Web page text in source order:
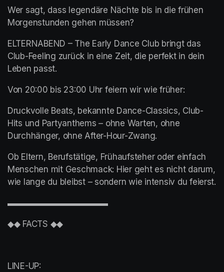
Wer sagt, dass legendäre Nächte bis in die frühen
Morgenstunden gehen müssen?
ELTERNABEND – The Early Dance Club bringt das
Club-Feeling zurück in eine Zeit, die perfekt in dein
Leben passt.
Von 20:00 bis 23:00 Uhr feiern wir wie früher:
Druckvolle Beats, bekannte Dance-Classics, Club-
Hits und Partyanthems – ohne Warten, ohne
Durchhänger, ohne After-Hour-Zwang.
Ob Eltern, Berufstätige, Frühaufsteher oder einfach
Menschen mit Geschmack: Hier geht es nicht darum,
wie lange du bleibst – sondern wie intensiv du feierst.
▬▬▬▬▬▬▬▬▬▬▬▬
◆◆ FACTS ◆◆
LINE-UP: